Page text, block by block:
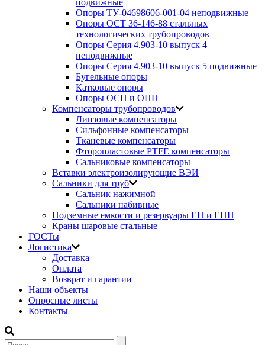
подвижные
Опоры ТУ-04698606-001-04 неподвижные
Опоры ОСТ 36-146-88 стальных
технологических трубопроводов
Опоры Серия 4.903-10 выпуск 4
неподвижные
Опоры Серия 4.903-10 выпуск 5 подвижные
Бугельные опоры
Катковые опоры
Опоры ОСП и ОПП
Компенсаторы трубопроводов
Линзовые компенсаторы
Сильфонные компенсаторы
Тканевые компенсаторы
Фторопластовые PTFE компенсаторы
Сальниковые компенсаторы
Вставки электроизолирующие ВЭИ
Сальники для труб
Сальник нажимной
Сальники набивные
Подземные емкости и резервуары ЕП и ЕПП
Краны шаровые стальные
ГОСТы
Логистика
Доставка
Оплата
Возврат и гарантии
Наши объекты
Опросные листы
Контакты